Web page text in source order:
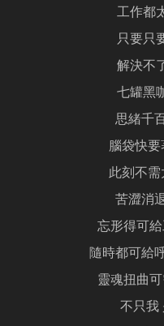
工作都
只要只
解決不
七罐黑
思緒千
腦袋快
此刻不需
苦澀消
忘形得可
隨時都可給
靈魂扭曲
不只我